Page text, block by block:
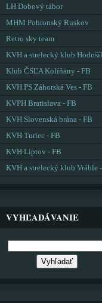
LH Dobový tábor
MHM Pohronský Ruskov
Retro sky team
KVH a strelecký klub
Klub ČSĽA Kolíňany - FB
KVH PS Záhorská Ves - FB
KVPH Bratislava - FB
KVH Slovenská brána - FB
KVH Turiec - FB
KVH Liptov - FB
KVH a strelecký klub Vráble
VYHĽADÁVANIE